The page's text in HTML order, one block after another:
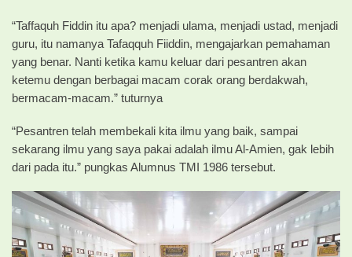
“Taffaquh Fiddin itu apa? menjadi ulama, menjadi ustad, menjadi
guru, itu namanya Tafaqquh Fiiddin, mengajarkan pemahaman
yang benar. Nanti ketika kamu keluar dari pesantren akan
ketemu dengan berbagai macam corak orang berdakwah,
bermacam-macam.” tuturnya
“Pesantren telah membekali kita ilmu yang baik, sampai
sekarang ilmu yang saya pakai adalah ilmu Al-Amien, gak lebih
dari pada itu.” pungkas Alumnus TMI 1986 tersebut.